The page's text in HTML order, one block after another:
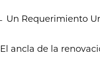
Un Requerimiento
El ancla de la